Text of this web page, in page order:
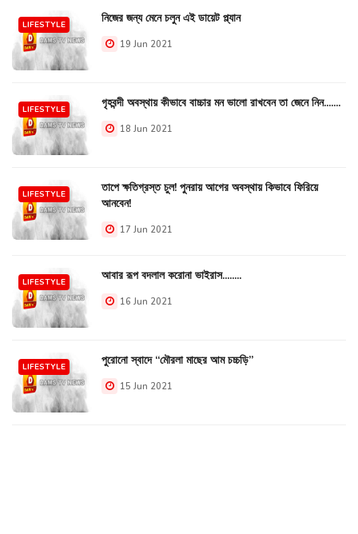
LIFESTYLE নিজের জন্য মেনে চলুন এই ডায়েট প্ল্যান
19 Jun 2021
LIFESTYLE গৃহবন্দী অবস্থায় কীভাবে বাচ্চার মন ভালো রাখবেন তা জেনে নিন.......
18 Jun 2021
LIFESTYLE
তাপে ক্ষতিগ্রস্ত চুল! পুনরায় আগের অবস্থায় কিভাবে ফিরিয়ে
আনবেন!
17 Jun 2021
LIFESTYLE আবার রূপ বদলাল করোনা ভাইরাস........
16 Jun 2021
LIFESTYLE পুরোনো স্বাদে “মৌরলা মাছের আম চচ্চড়ি”
15 Jun 2021